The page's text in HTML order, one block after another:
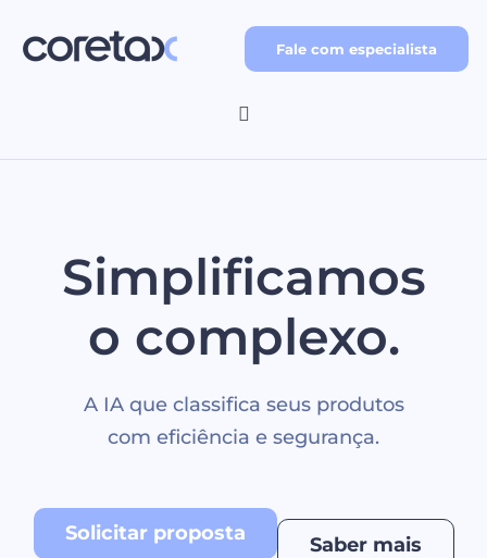
Fale com especialista
Toggle
Simplificamos
o complexo.
A IA que classifica seus produtos
com eficiência e segurança.
Solicitar proposta Saber mais